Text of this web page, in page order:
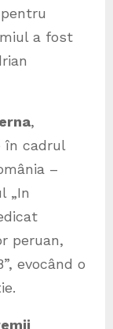
a fost
,
în cadrul
–
„In
peruan,
evocând o